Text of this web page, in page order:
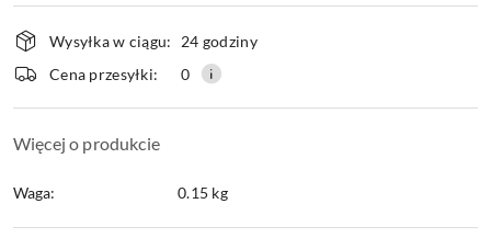
Wyślij
Dostępność
i
dostawa
Wysyłka w ciągu:
24 godziny
Cena przesyłki:
0
Więcej o produkcie
Waga: 0.15 kg